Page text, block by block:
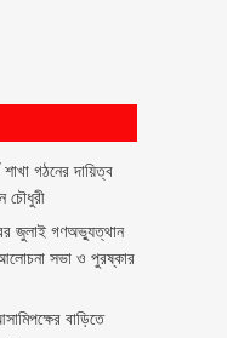
গঠনের দায়িত্ব
চৌধুরী
জুলাই গণঅভ্যুত্থান
সভা ও পুরষ্কার
বাড়িতে